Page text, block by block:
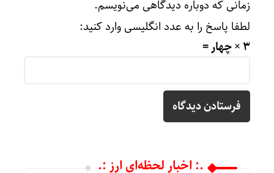
زمانی که دوباره دیدگاهی می‌نویسم.
لطفا پاسخ را به عدد انگلیسی وارد کنید:
3 × چهار =
.: اخبار لحظه‌ای ارز :.